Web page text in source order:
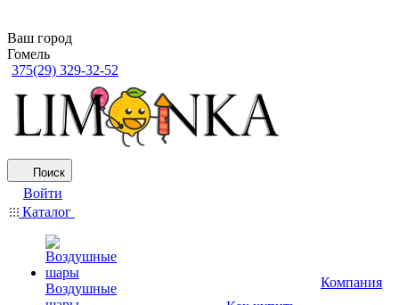
Ваш город
Гомель
375(29) 329-32-52
Поиск
Войти
Каталог
Воздушные
Компания